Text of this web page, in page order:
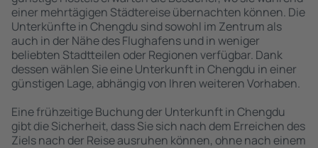
einer mehrtägigen Städtereise übernachten können. Die
Unterkünfte in Chengdu sind sowohl im Zentrum als
auch in der Nähe des Flughafens und in weniger
beliebten Stadtteilen oder Regionen verfügbar. Dank
dessen wählen Sie eine Unterkunft in Chengdu in einer
günstigen Lage, abhängig von Ihren weiteren Vorhaben.
Eine frühzeitige Buchung der Unterkunft in Chengdu
gibt die Sicherheit, dass Sie sich nach dem Erreichen des
Ziels nach der Reise ausruhen können, ohne nach einem